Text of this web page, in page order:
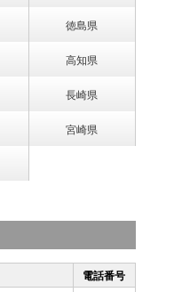
徳島県
高知県
長崎県
宮崎県
電話番号